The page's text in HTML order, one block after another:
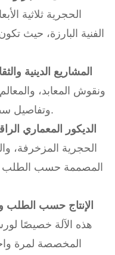
الحجرية ثلاثية
الفنية البارزة، حيث
2) المشاريع الدينية
ونقوش المعابد،
وتفاصيل سطحية دقيقة عبر الأشكال المعقدة.
3) الديكور المعماري
الحجرية المزخرفة،
المصممة حسب الطلب
4) الإنتاج حسب الطلب
هذه الآلة خصيصًا
المخصصة لمرة